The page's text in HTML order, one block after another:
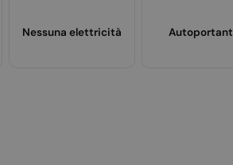
Nessuna elettricità